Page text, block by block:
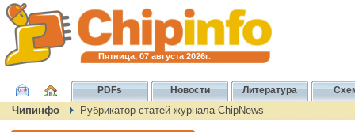
Пятница, 07 августа 2026г.
PDFs Новости Литература
Чипинфо Рубрикатор статей журнала ChipNews